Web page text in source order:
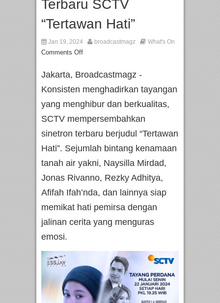
Terbaru SCTV
“Tertawan Hati”
Jan 19, 2024 broadcastmagz What's On
Comments Off
Jakarta, Broadcastmagz -
Konsisten menghadirkan tayangan
yang menghibur dan berkualitas,
SCTV mempersembahkan
sinetron terbaru berjudul “Tertawan
Hati”. Sejumlah bintang kenamaan
tanah air yakni, Naysilla Mirdad,
Jonas Rivanno, Rezky Adhitya,
Afifah Ifah’nda, dan lainnya siap
memikat hati pemirsa dengan
jalinan cerita yang menguras
emosi.